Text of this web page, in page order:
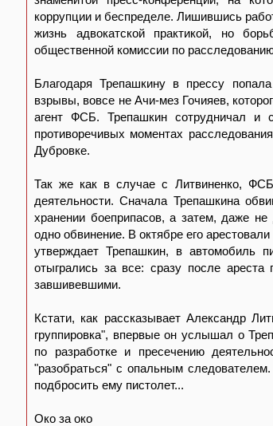
коррупции и беспределе. Лишившись
жизнь адвокатской практикой, но
общественной комиссии по
Благодаря Трепашкину в прессу
взрывы, вовсе не Ачи-мез Гочияев,
агент ФСБ. Трепашкин сотрудничал и
противоречивых моментах
Дубровке.
Так же как в случае с Литвиненко,
деятельности. Сначала Трепашкина
хранении боеприпасов, а затем, даже
одно обвинение. В октябре его
утверждает Трепашкин, в автомобиль
отыгрались за все: сразу после ареста
завшивевшими.
Кстати, как рассказывает Александр
группировка", впервые он услышал о
по разработке и пресечению
"разобраться" с опальным
подбросить ему пистолет...
Око за око